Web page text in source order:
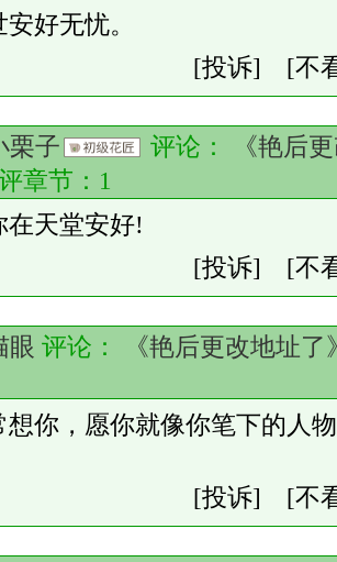
好无忧。
[投诉]
[不
栗子 评论：
《艳后
章节： 1
在天堂安好!
[投诉]
[不
眼 评论：
《艳后更改地址了
想你，愿你就像你笔下的人
[投诉] [不